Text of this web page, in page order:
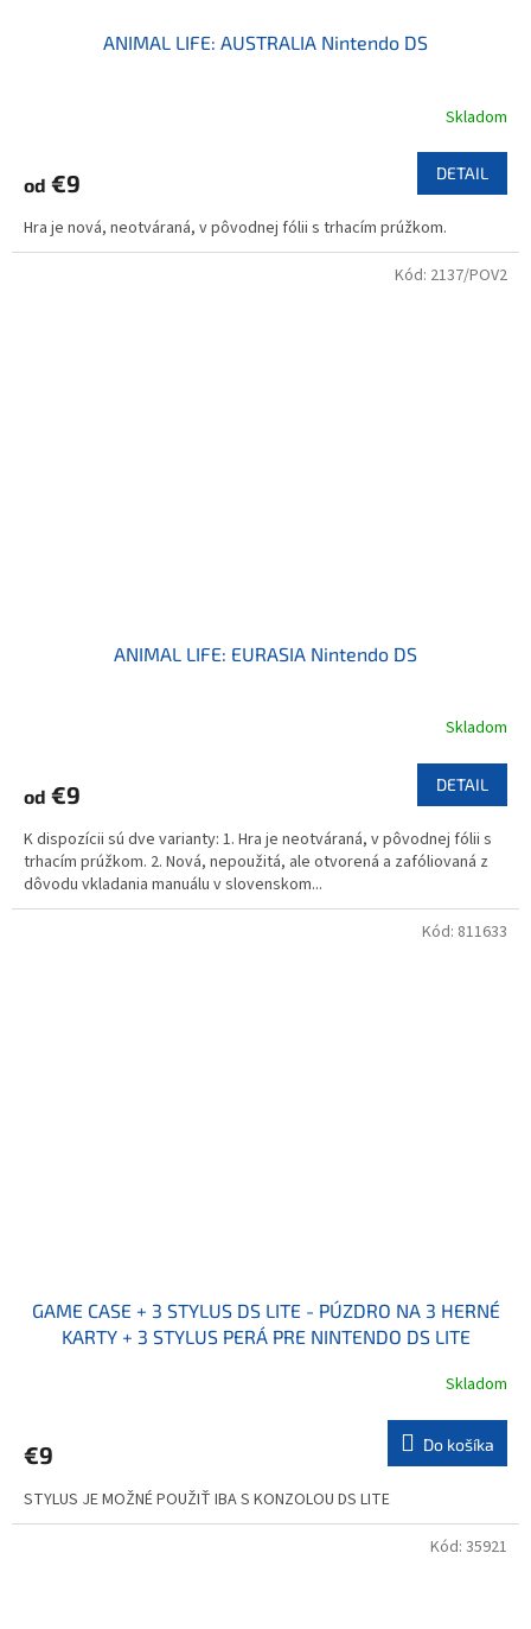
ANIMAL LIFE: AUSTRALIA Nintendo DS
Skladom
od €9 DETAIL
Hra je nová, neotváraná, v pôvodnej fólii s trhacím prúžkom.
ANIMAL LIFE: EURASIA Nintendo DS
Skladom
od €9 DETAIL
K dispozícii sú dve varianty: 1. Hra je neotváraná, v pôvodnej fólii s
trhacím prúžkom. 2. Nová, nepoužitá, ale otvorená a zafóliovaná z
dôvodu vkladania manuálu v slovenskom...
Kód: 2137/POV2
GAME CASE + 3 STYLUS DS LITE - PÚZDRO NA 3 HERNÉ
KARTY + 3 STYLUS PERÁ PRE NINTENDO DS LITE
Skladom
€9 Do košíka
STYLUS JE MOŽNÉ POUŽIŤ IBA S KONZOLOU DS LITE
Kód: 811633
Kód: 35921